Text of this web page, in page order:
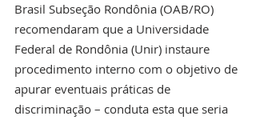
Brasil Subseção Rondônia (OAB/RO)
recomendaram que a Universidade
Federal de Rondônia (Unir) instaure
procedimento interno com o objetivo de
apurar eventuais práticas de
discriminação – conduta esta que seria